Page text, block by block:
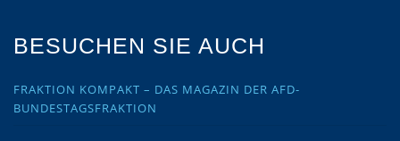
BESUCHEN SIE AUCH
FRAKTION KOMPAKT – DAS MAGAZIN DER AFD-
BUNDESTAGSFRAKTION